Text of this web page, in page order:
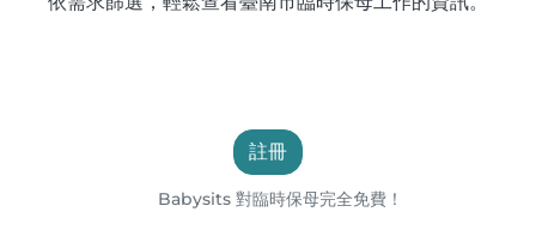
註冊
Babysits 對臨時保母完全免費！